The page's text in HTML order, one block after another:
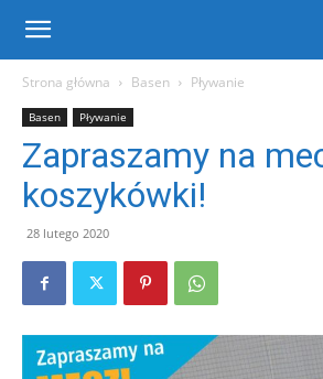
Centrum
Sportu
Rekreacji
Strona główna Basen Pływanie
Basen Pływanie
Zapraszamy na
koszykówki!
28 lutego 2020